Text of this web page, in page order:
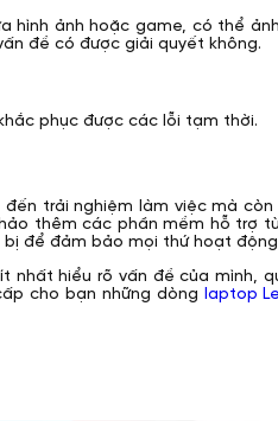
hình ảnh hoặc game, có thể
đề có được giải quyết không.
phục được các lỗi tạm thời.
trải nghiệm làm việc mà
thêm các phần mềm hỗ trợ
để đảm bảo mọi thứ hoạt
hiểu rõ vấn đề của mình,
cho bạn những dòng laptop